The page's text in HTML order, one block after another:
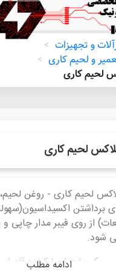
و تجهیزات >
و لحیم کاری >
لحیم کاری
لحیم کاری
لحیم کاری - روغن
برداشتن
از روی فیبر مدار چاپی
شود.
یک مایع احیا کننده قلع
ادامه مطلب